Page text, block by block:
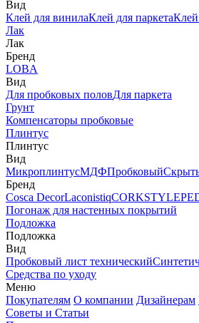
Вид
Клей для винилаКлей для паркета
Лак
Лак
Бренд
LOBA
Вид
Для пробковых половДля паркета
Грунт
Компенсаторы пробковые
Плинтус
Плинтус
Вид
МикроплинтусМДФПробковый
Бренд
Cosca DecorLaconistiqCORKSTYLE
Погонаж для настенных покрытий
Подложка
Подложка
Вид
Пробковый лист технический
Средства по уходу
Меню
Покупателям О компании Дизайнерам
Советы и Статьи